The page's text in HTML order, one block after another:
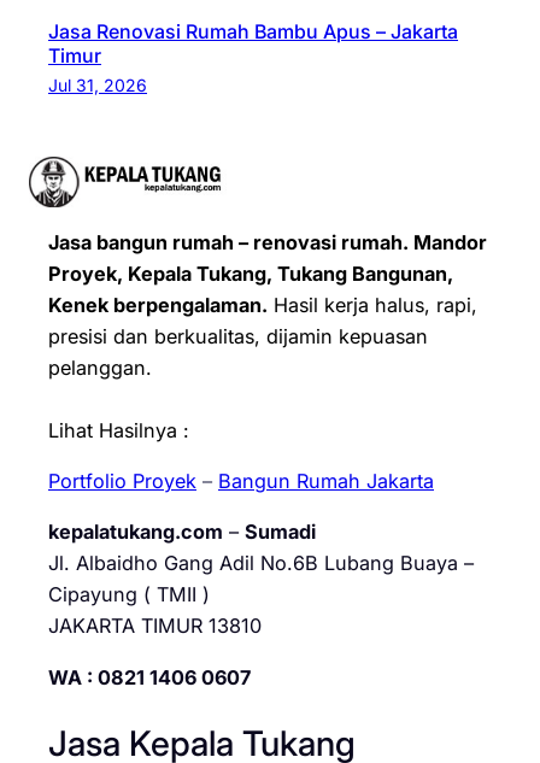
Jasa Renovasi Rumah Bambu Apus – Jakarta
Timur
Jul 31, 2026
Jasa bangun rumah – renovasi rumah. Mandor
Proyek, Kepala Tukang, Tukang Bangunan,
Kenek berpengalaman. Hasil kerja halus, rapi,
presisi dan berkualitas, dijamin kepuasan
pelanggan.
Lihat Hasilnya :
Portfolio Proyek – Bangun Rumah Jakarta
kepalatukang.com – Sumadi
Jl. Albaidho Gang Adil No.6B Lubang Buaya –
Cipayung ( TMII )
JAKARTA TIMUR 13810
WA : 0821 1406 0607
Jasa Kepala Tukang